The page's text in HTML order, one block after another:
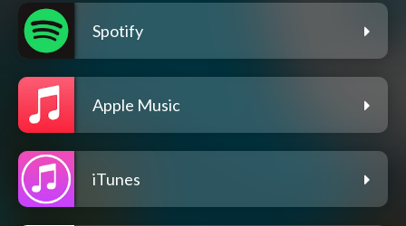
Spotify
Apple Music
iTunes